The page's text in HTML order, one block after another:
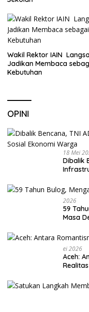
Wakil Rektor IAIN
Jadikan Membaca
Kebutuhan
OPINI
18 Mei
Dibalik
2026
59
Masa
Ei 2026
Aceh: